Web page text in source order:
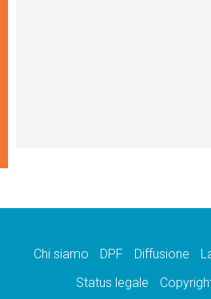
Chi siamo DPF Diffusione
Status legale